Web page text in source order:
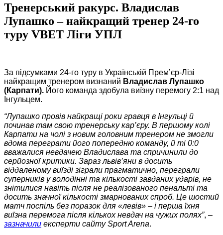
Тренерський ракурс. Владислав
Лупашко – найкращий тренер 24-го
туру VBET Ліги УПЛ
За підсумками 24-го туру в Українській Прем’єр-Лізі
найкращим тренером визнаний Владислав Лупашко
(Карпати). Його команда здобула виїзну перемогу 2:1 над
Інгульцем.
“Лупашко провів найкращі роки гравця в Інгульці й
починав там свою тренерську кар’єру. В першому колі
Карпати на чолі з новим головним тренером не змогли
вдома переграти його попередню команду, й ті 0:0
вважалися невдачею Владислава та спричинили до
серйозної критики. Зараз львів’яни в досить
віддаленому виїзді зіграли прагматично, переграли
суперників у володінні та кількості завданих ударів, не
знітилися навіть після не реалізованого пенальті та
досить значної кількості змарнованих спроб. Це шостий
матч поспіль без поразок для «левів» – і перша їхня
виїзна перемога після кількох невдач на чужих полях”, –
зазначили експерти сайту Sport Arena.